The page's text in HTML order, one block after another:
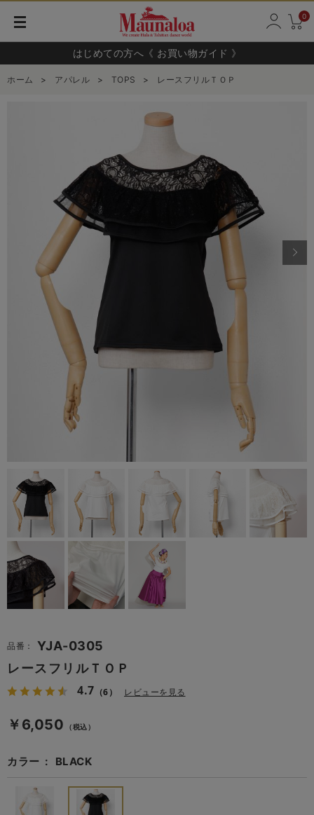
0
はじめての方へ《 お買い物ガイド 》
ホーム > アパレル > TOPS > レースフリルＴＯＰ
品番：
YJA-0305
レースフリルＴＯＰ
4.7 （6） レビューを見る
￥6,050 （税込）
カラー BLACK